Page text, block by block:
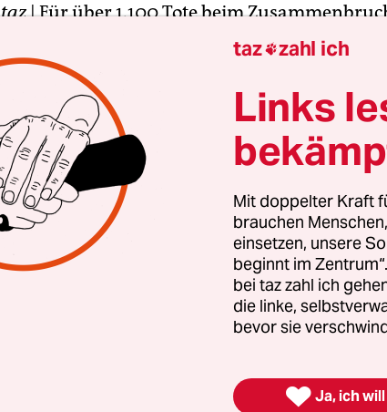
taz| Für über 1.100 Tote beim
Rana Plaza in Bangladesch 2013 muss sich
rechtfertigen. Gegen das Prüfunternehmen
Indien haben Menschenrechtsanwälte
Industrieländer-Organisation OECD
vor, die schlechten Arbeitsbedingungen und
des Gebäudes nicht dokumentiert zu haben.
die Vorwürfe zurück.
Ein Mitarbeiter von Tüv Rheinland India
Phantom Apparels im Komplex Rana Plaza im
Bericht, der der taz vorliegt, stammt vom
Vier Monate später stürzte das Gebäude ein,
taz zahl ich
Links
Mit doppelter Kraft
brauchen
einsetzen, unsere
beginnt im
bei taz zahl ich
die linke,
bevor sie
 Ja, ich will